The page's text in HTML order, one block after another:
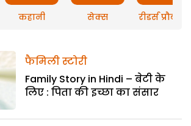
कहानी सेक्स रीडर्स प्रौब्लम
फैमिली स्टोरी
Family Story in Hindi – बेटी के
लिए : पिता की इच्छा का संसार